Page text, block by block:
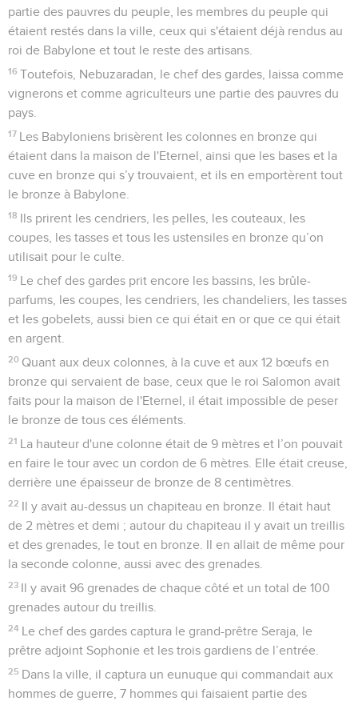
partie des pauvres du peuple, les membres du peuple qui
étaient restés dans la ville, ceux qui s'étaient déjà rendus au
roi de Babylone et tout le reste des artisans.
16 Toutefois, Nebuzaradan, le chef des gardes, laissa comme
vignerons et comme agriculteurs une partie des pauvres du
pays.
17 Les Babyloniens brisèrent les colonnes en bronze qui
étaient dans la maison de l'Eternel, ainsi que les bases et la
cuve en bronze qui s’y trouvaient, et ils en emportèrent tout
le bronze à Babylone.
18 Ils prirent les cendriers, les pelles, les couteaux, les
coupes, les tasses et tous les ustensiles en bronze qu’on
utilisait pour le culte.
19 Le chef des gardes prit encore les bassins, les brûle-
parfums, les coupes, les cendriers, les chandeliers, les tasses
et les gobelets, aussi bien ce qui était en or que ce qui était
en argent.
20 Quant aux deux colonnes, à la cuve et aux 12 bœufs en
bronze qui servaient de base, ceux que le roi Salomon avait
faits pour la maison de l'Eternel, il était impossible de peser
le bronze de tous ces éléments.
21 La hauteur d'une colonne était de 9 mètres et l’on pouvait
en faire le tour avec un cordon de 6 mètres. Elle était creuse,
derrière une épaisseur de bronze de 8 centimètres.
22 Il y avait au-dessus un chapiteau en bronze. Il était haut
de 2 mètres et demi ; autour du chapiteau il y avait un treillis
et des grenades, le tout en bronze. Il en allait de même pour
la seconde colonne, aussi avec des grenades.
23 Il y avait 96 grenades de chaque côté et un total de 100
grenades autour du treillis.
24 Le chef des gardes captura le grand-prêtre Seraja, le
prêtre adjoint Sophonie et les trois gardiens de l’entrée.
25 Dans la ville, il captura un eunuque qui commandait aux
hommes de guerre, 7 hommes qui faisaient partie des